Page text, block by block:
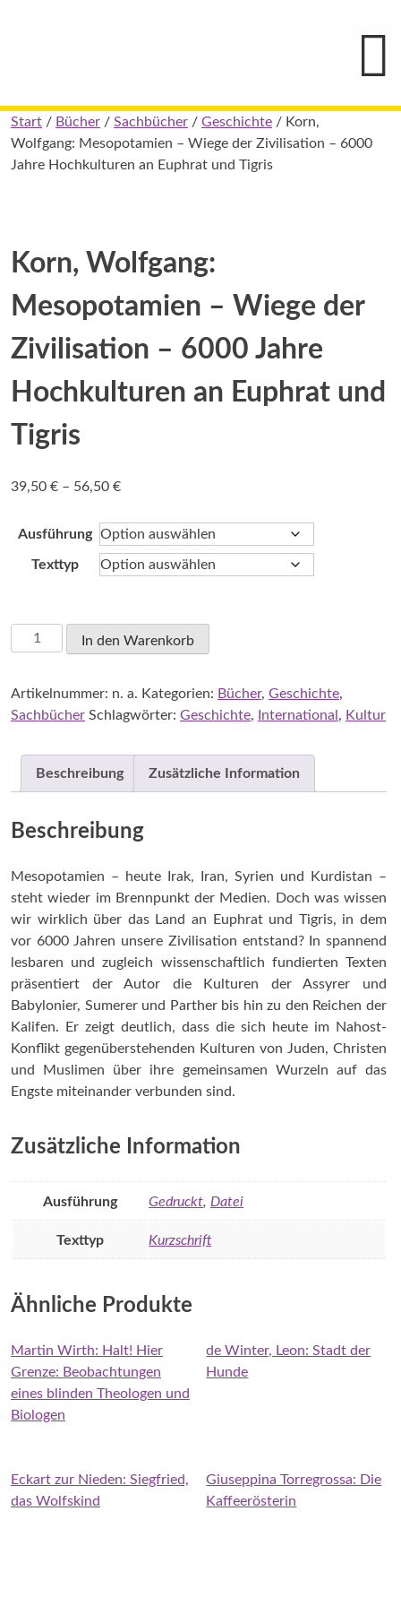
Pauline
von
Mallinckrodt
Skip
to
content
Start / Bücher / Sachbücher / Geschichte / Korn,
Wolfgang: Mesopotamien – Wiege der Zivilisation – 6000
Jahre Hochkulturen an Euphrat und Tigris
Korn, Wolfgang:
Mesopotamien – Wiege der
Zivilisation – 6000 Jahre
Hochkulturen an Euphrat und
Tigris
39,50 € – 56,50 €Preisspanne:
bis
56,50 €
Ausführung
Texttyp
Korn,
Wolfgang:
-
Wiege
Jahre
an
Euphrat
und
Tigris
Menge
In den Warenkorb
Artikelnummer: n. a. Kategorien: Bücher, Geschichte,
Sachbücher Schlagwörter: Geschichte, International , Kultur
Beschreibung Zusätzliche Information
Beschreibung
Mesopotamien – heute Irak, Iran, Syrien und Kurdistan –
steht wieder im Brennpunkt der Medien. Doch was wissen
wir wirklich über das Land an Euphrat und Tigris, in dem
vor 6000 Jahren unsere Zivilisation entstand? In spannend
lesbaren und zugleich wissenschaftlich fundierten Texten
präsentiert der Autor die Kulturen der Assyrer und
Babylonier, Sumerer und Parther bis hin zu den Reichen der
Kalifen. Er zeigt deutlich, dass die sich heute im Nahost-
Konflikt gegenüberstehenden Kulturen von Juden, Christen
und Muslimen über ihre gemeinsamen Wurzeln auf das
Engste miteinander verbunden sind.
Zusätzliche Information
Ausführung Gedruckt, Datei
Texttyp Kurzschrift
Ähnliche Produkte
Martin Wirth: Halt! Hier
Grenze: Beobachtungen
eines blinden Theologen und
Biologen
de Winter, Leon: Stadt der
Hunde
Eckart zur Nieden: Siegfried,
das Wolfskind
Giuseppina Torregrossa: Die
Kaffeerösterin